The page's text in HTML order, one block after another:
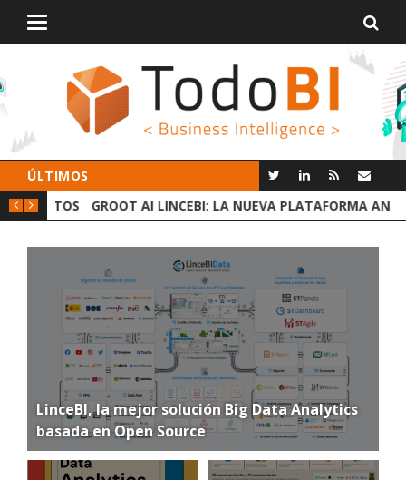
Alternar
ÚLTIMOS
GROOT AI LINCEBI: LA NUEVA PLATAFORMA
LinceBI, la mejor solución Big Data Analytics
basada en Open Source